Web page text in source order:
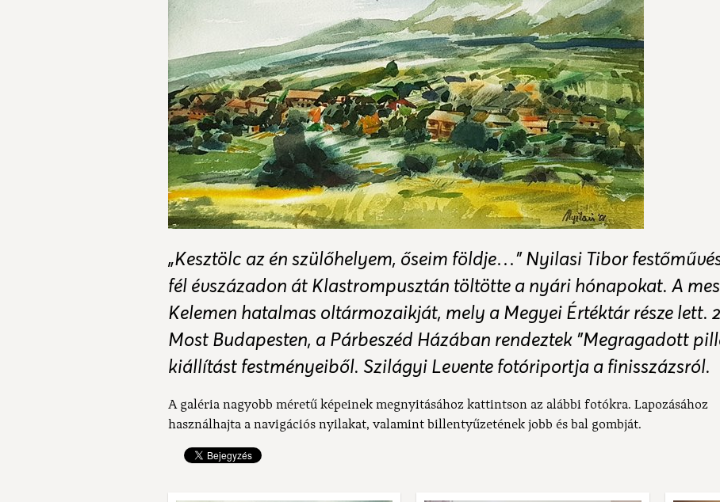
„Kesztölc az én szülőhelyem, őseim földje…” Nyilasi Tibor
fél évszázadon át Klastrompusztán töltötte a nyári hónapokat. A
Kelemen hatalmas oltármozaikját, mely a Megyei Értéktár része lett.
Most Budapesten, a Párbeszéd Házában rendeztek "Megragadott
kiállítást festményeiből. Szilágyi Levente fotóriportja a finisszázsról.
A galéria nagyobb méretű képeinek megnyitásához kattintson az alábbi fotókra. Lapozásához
használhajta a navigációs nyilakat, valamint billentyűzetének jobb és bal gombját.